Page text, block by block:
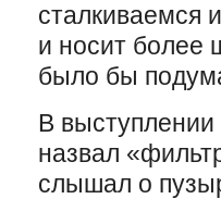
сталкиваемся
и носит более
было бы
В
назвал
слышал о